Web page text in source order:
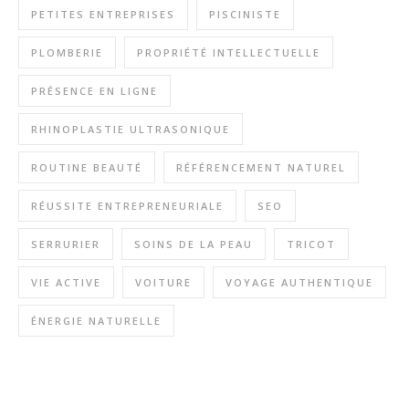
PETITES ENTREPRISES PISCINISTE
PLOMBERIE PROPRIÉTÉ INTELLECTUELLE
PRÉSENCE EN LIGNE
RHINOPLASTIE ULTRASONIQUE
ROUTINE BEAUTÉ RÉFÉRENCEMENT NATUREL
RÉUSSITE ENTREPRENEURIALE SEO
SERRURIER SOINS DE LA PEAU TRICOT
VIE ACTIVE VOITURE VOYAGE AUTHENTIQUE
ÉNERGIE NATURELLE